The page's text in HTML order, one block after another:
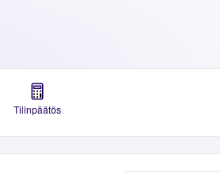
Tilinpäätös